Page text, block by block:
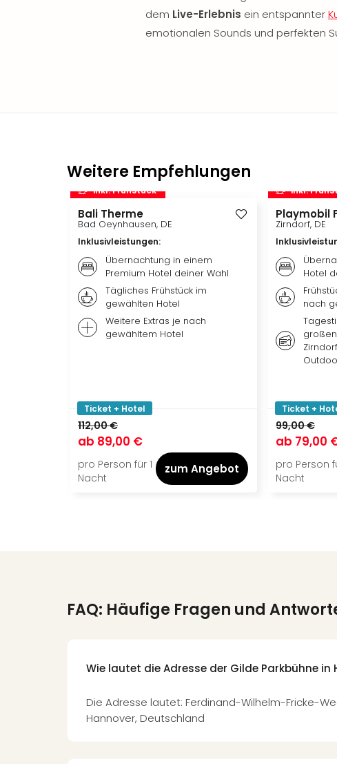
dem Live-Erlebnis ein entspannter
emotionalen Sounds und perfekten
Weitere Empfehlungen
inkl. Frühstück
Bali Therme
Bad Oeynhausen, DE
Inklusivleistungen:
Übernachtung in einem
Premium Hotel deiner Wahl
Tägliches Frühstück im
gewählten Hotel
Weitere Extras je nach
gewähltem Hotel
Ticket + Hotel
112,00 €
ab 89,00 €
pro Person für 1
Nacht
zum Angebot
inkl.
Playmobil
Zirndorf, DE
Hotel
nach
Ticket +
99,00 €
ab 79,00
pro Person
Nacht
FAQ: Häufige Fragen und
Wie lautet die Adresse der Gilde Parkbühne in
Die Adresse lautet: Ferdinand-Wilhelm-Fricke-
Hannover, Deutschland